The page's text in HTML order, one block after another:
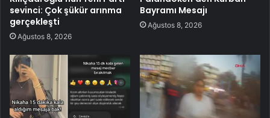
sevinci: Çok şükür arınma
gerçekleşti
Ağustos 8, 2026
Bayramı Mesajı
Ağustos 8, 2026